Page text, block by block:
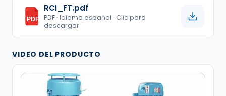
PDF
RCI_FT.pdf
PDF · Idioma español · Clic para
descargar
VIDEO DEL PRODUCTO